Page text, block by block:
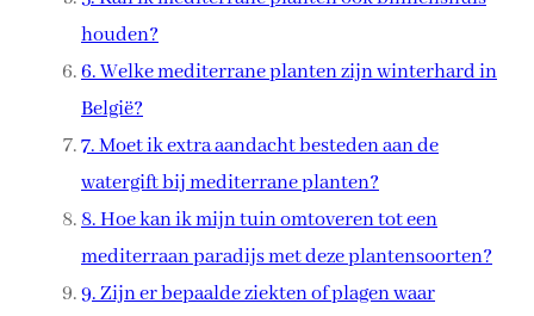
houden?
6. Welke mediterrane planten zijn winterhard in
België?
7. Moet ik extra aandacht besteden aan de
watergift bij mediterrane planten?
8. Hoe kan ik mijn tuin omtoveren tot een
mediterraan paradijs met deze plantensoorten?
9. Zijn er bepaalde ziekten of plagen waar